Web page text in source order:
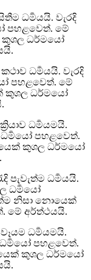
ධර්‍මයයි. වැරදි
පහළවෙත්. මේ
කුශල ධර්මයෝ
ධර්‍මයයි. වැරදි
පහළවෙත්. මේ
කුශල ධර්මයෝ
ධර්‍මයමයි.
පහළවෙත්.
කුශල ධර්මයෝ
පැවැත්ම ධර්‍මයයි.
ධර්‍මයෝ
නිසා නොයෙක්
මේ අර්ත්‍ථයයි.
ධර්‍මයමයි.
පහළවෙත්.
කුශල ධර්මයෝ